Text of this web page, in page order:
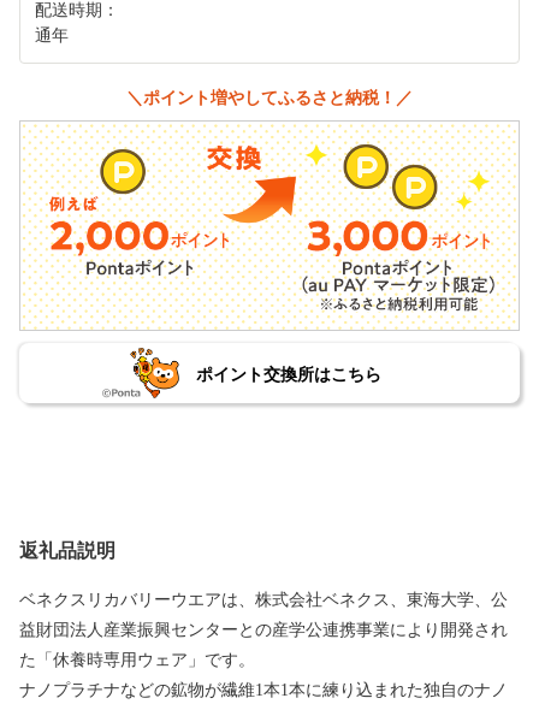
配送時期：
通年
＼ポイント増やしてふるさと納税！／
ポイント交換所はこちら
返礼品説明
ベネクスリカバリーウエアは、株式会社ベネクス、東海大学、公
益財団法人産業振興センターとの産学公連携事業により開発され
た「休養時専用ウェア」です。
ナノプラチナなどの鉱物が繊維1本1本に練り込まれた独自のナノ